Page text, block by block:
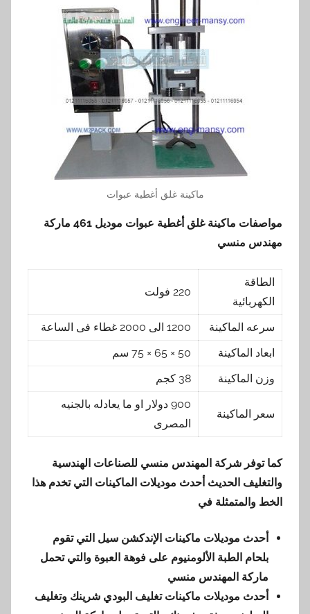
ماكينة غلق أغطية عبوات
مواصفات ماكينة غلق أغطية عبوات موديل 461 ماركة
مهندس منسي
الطاقة
الكهربائية
220 فولت
سرعه الماكينة
1200 الى 2000 غطاء فى الساعة
ابعاد الماكينة
50 × 65 × 75 سم
وزن الماكينة
38 كجم
سعر الماكينة
900 دولار او ما يعادله بالجنيه
المصرى
كما توفر شركة المهندس منسي للصناعات الهندسية
والتغليف الحديث أحدث موديلات الماكينات التي تخدم هذا
الخط والمتمثلة في
أحدث موديلات ماكينات الإندكشن سيل التي تقوم
بلحام الطبة الألومنيوم على فوهة العبوة والتي تحمل
ماركة المهندس منسي
أحدث موديلات ماكينات تغليف البودي شرينك وتغليف